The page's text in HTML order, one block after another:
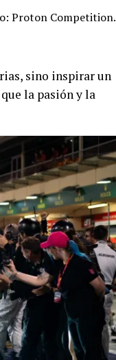
Proton Competition.
sino inspirar un
la pasión y la